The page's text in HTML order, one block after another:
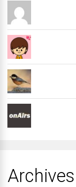
Archives